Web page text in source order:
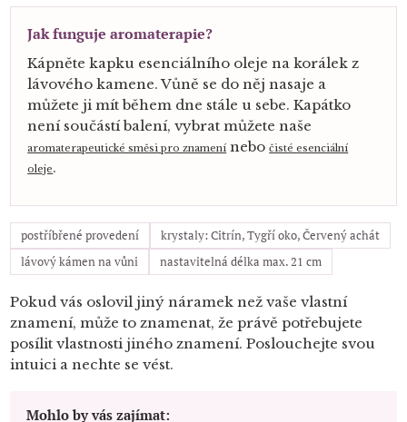
Jak funguje aromaterapie?
Kápněte kapku esenciálního oleje na korálek z
lávového kamene. Vůně se do něj nasaje a
můžete ji mít během dne stále u sebe. Kapátko
není součástí balení, vybrat můžete naše
aromaterapeutické směsi pro znamení nebočisté esenciální
oleje.
postříbřené provedení
krystaly: Citrín, Tygří oko, Červený achát
lávový kámen na vůni
nastavitelná délka max. 21 cm
Pokud vás oslovil jiný náramek než vaše vlastní
znamení, může to znamenat, že právě potřebujete
posílit vlastnosti jiného znamení. Poslouchejte svou
intuici a nechte se vést.
Mohlo by vás zajímat: